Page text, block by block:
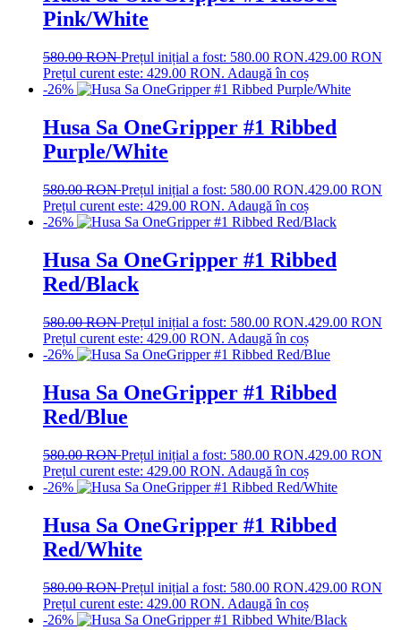
Pink/White
580.00RONPrețul inițial a fost: 580.00 RON.429.00 RON
Prețul curent este: 429.00 RON. Adaugă în coș
-26%
Husa Sa OneGripper #1 Ribbed
Purple/White
580.00RONPrețul inițial a fost: 580.00 RON.429.00 RON
Prețul curent este: 429.00 RON. Adaugă în coș
-26%
Husa Sa OneGripper #1 Ribbed
Red/Black
580.00RONPrețul inițial a fost: 580.00 RON.429.00 RON
Prețul curent este: 429.00 RON. Adaugă în coș
-26%
Husa Sa OneGripper #1 Ribbed
Red/Blue
580.00RONPrețul inițial a fost: 580.00 RON.429.00 RON
Prețul curent este: 429.00 RON. Adaugă în coș
-26%
Husa Sa OneGripper #1 Ribbed
Red/White
580.00RONPrețul inițial a fost: 580.00 RON.429.00 RON
Prețul curent este: 429.00 RON. Adaugă în coș
-26%